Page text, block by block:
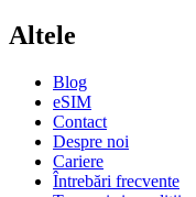
Altele
Blog
eSIM
Contact
Despre noi
Cariere
Întrebări frecvente